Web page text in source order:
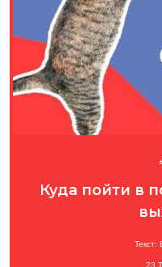
Куда пойти в
Текст:
23